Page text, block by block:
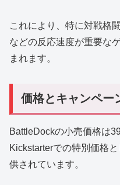
これにより、特に対戦格
などの反応速度が重要な
まれます。
価格とキャンペー
BattleDockの小売価格は
Kickstarterでの特別価格
供されています。